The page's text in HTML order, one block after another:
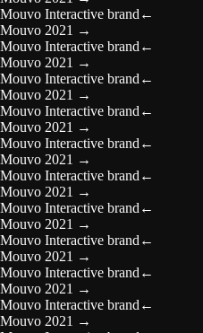
Mouvo Interactive brand ←
Mouvo 2021 →
Mouvo Interactive brand ←
Mouvo 2021 →
Mouvo Interactive brand ←
Mouvo 2021 →
Mouvo Interactive brand ←
Mouvo 2021 →
Mouvo Interactive brand ←
Mouvo 2021 →
Mouvo Interactive brand ←
Mouvo 2021 →
Mouvo Interactive brand ←
Mouvo 2021 →
Mouvo Interactive brand ←
Mouvo 2021 →
Mouvo Interactive brand ←
Mouvo 2021 →
Mouvo Interactive brand ←
Mouvo 2021 →